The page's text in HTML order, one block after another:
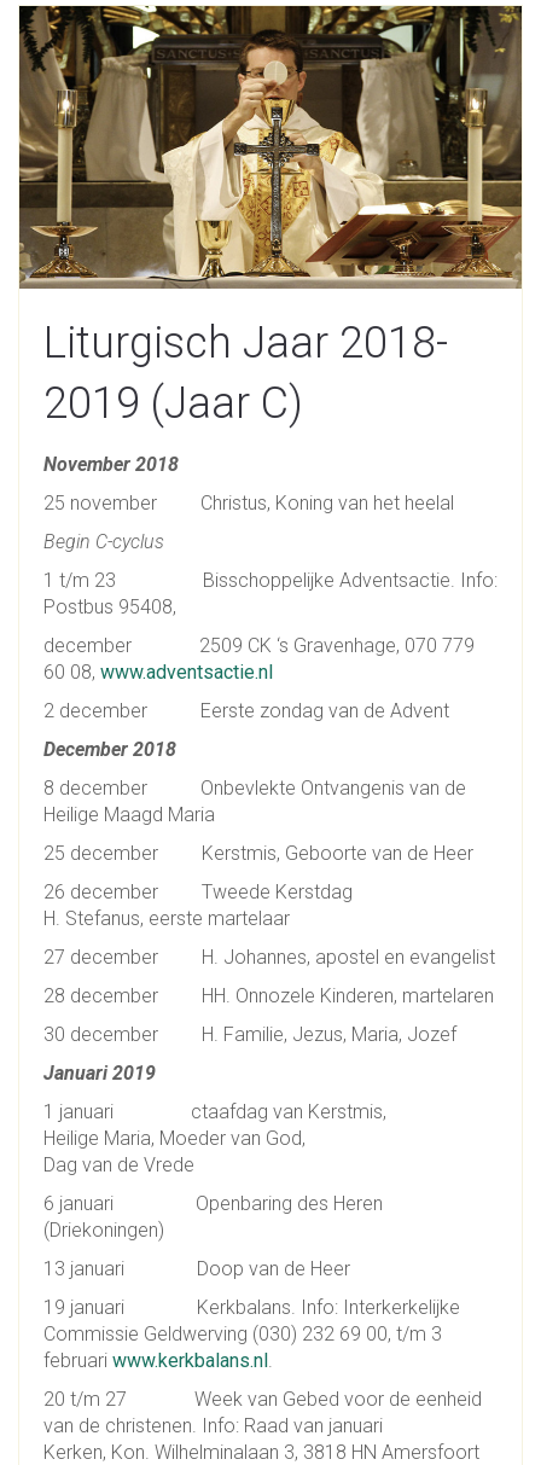
Liturgisch Jaar 2018-
2019 (Jaar C)
November 2018
25 november Christus, Koning van het heelal
Begin C-cyclus
1 t/m 23 Bisschoppelijke Adventsactie. Info:
Postbus 95408,
december 2509 CK ‘s Gravenhage, 070 779
60 08, www.adventsactie.nl
2 december Eerste zondag van de Advent
December 2018
8 december Onbevlekte Ontvangenis van de
Heilige Maagd Maria
25 december Kerstmis, Geboorte van de Heer
26 december Tweede Kerstdag
H. Stefanus, eerste martelaar
27 december H. Johannes, apostel en evangelist
28 december HH. Onnozele Kinderen, martelaren
30 december H. Familie, Jezus, Maria, Jozef
Januari 2019
1 januari ctaafdag van Kerstmis,
Heilige Maria, Moeder van God,
Dag van de Vrede
6 januari Openbaring des Heren
(Driekoningen)
13 januari Doop van de Heer
19 januari Kerkbalans. Info: Interkerkelijke
Commissie Geldwerving (030) 232 69 00, t/m 3
februari www.kerkbalans.nl.
20 t/m 27 Week van Gebed voor de eenheid
van de christenen. Info: Raad van januari
Kerken, Kon. Wilhelminalaan 3, 3818 HN Amersfoort